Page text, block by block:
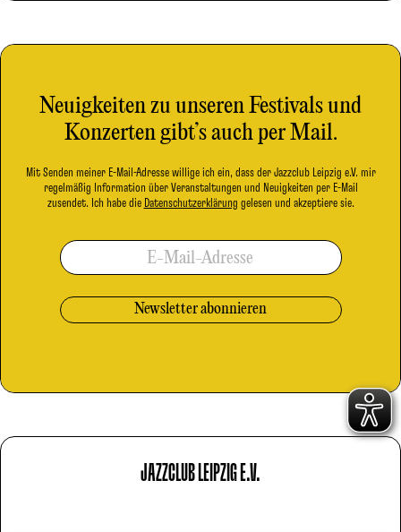
Neuigkeiten zu unseren Festivals und
Konzerten gibt’s auch per Mail.
Mit Senden meiner E-Mail-Adresse willige ich ein, dass der Jazzclub Leipzig e.V. mir
regelmäßig Information über Veranstaltungen und Neuigkeiten per E-Mail
zusendet. Ich habe die Datenschutzerklärung gelesen und akzeptiere sie.
E-Mail-Adresse
JAZZCLUB LEIPZIG E.V.